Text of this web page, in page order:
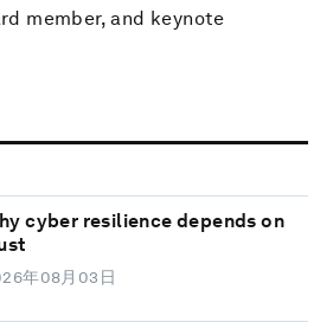
member, and keynote
cyber resilience depends on
年08月03日